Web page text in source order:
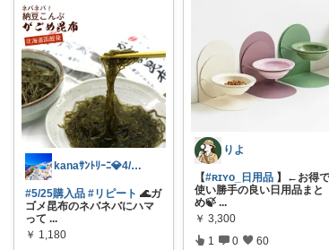
kanaｻﾝﾄﾘｰﾆ💎4/3感謝♡
#5/25購入品 #リピート 🌊ガ
ゴメ昆布のネバネバにハマ
って ...
￥ 1,180
りよ
【#ʀɪʏᴏ_日用品 】←お得
使い勝手の良い日用品まと
め🍃...
￥ 3,300
1 0 60